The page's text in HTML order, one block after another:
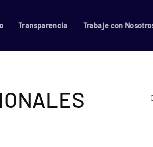
Transparencia Trabaje con